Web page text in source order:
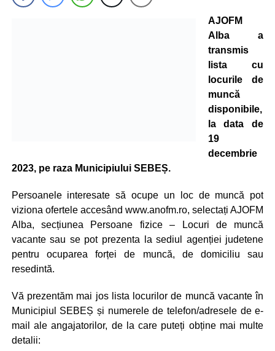
AJOFM
Alba a
transmis
lista cu
locurile de
muncă
disponibile,
la data de
19
decembrie
2023, pe raza Municipiului SEBEȘ.
Persoanele interesate să ocupe un loc de muncă pot
viziona ofertele accesând www.anofm.ro, selectați AJOFM
Alba, secțiunea Persoane fizice – Locuri de muncă
vacante sau se pot prezenta la sediul agenției judetene
pentru ocuparea forței de muncă, de domiciliu sau
resedintă.
Vă prezentăm mai jos lista locurilor de muncă vacante în
Municipiul SEBEȘ și numerele de telefon/adresele de e-
mail ale angajatorilor, de la care puteți obține mai multe
detalii: